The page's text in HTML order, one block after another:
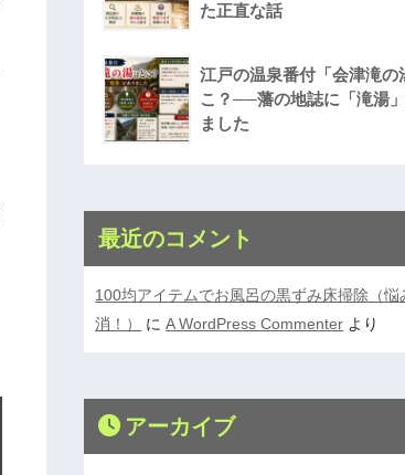
た正直な話
江戸の温泉番付「会津滝の
こ？──藩の地誌に「滝湯
ました
最近のコメント
100均アイテムでお風呂の黒ずみ床掃除（悩
消！）
にA WordPress Commenter より
アーカイブ